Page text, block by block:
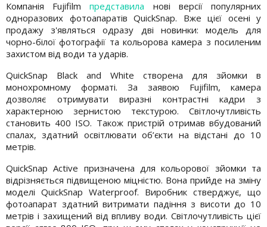
Компанія Fujifilmпредставила нові версії популярних
одноразових фотоапаратів QuickSnap. Вже цієї осені у
продажу з'являться одразу дві новинки: модель для
чорно-білої фотографії та кольорова камера з посиленим
захистом від води та ударів.
QuickSnap Black and White створена для зйомки в
монохромному форматі. За заявою Fujifilm, камера
дозволяє отримувати виразні контрастні кадри з
характерною зернистою текстурою. Світлочутливість
становить 400 ISO. Також пристрій отримав вбудований
спалах, здатний освітлювати об’єкти на відстані до 10
метрів.
QuickSnap Active призначена для кольорової зйомки та
відрізняється підвищеною міцністю. Вона прийде на зміну
моделі QuickSnap Waterproof. Виробник стверджує, що
фотоапарат здатний витримати падіння з висоти до 10
метрів і захищений від впливу води. Світлочутливість цієї